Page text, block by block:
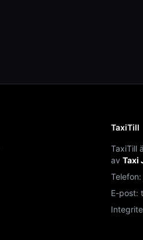
TaxiTill
TaxiTill
av Taxi
Telefon:
E-post: